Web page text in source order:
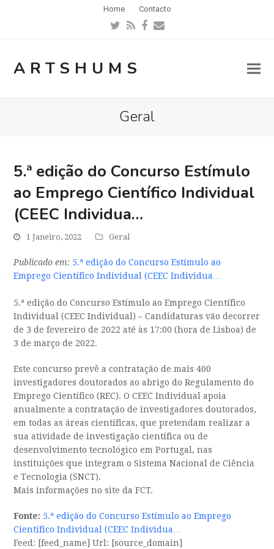
Home Contacto
Twitter
RSSFacebook
Email
ARTSHUMS
Geral
5.ª edição do Concurso Estímulo
ao Emprego Científico Individual
(CEEC Individua…
1 Janeiro, 2022 Geral
Publicado em: 5.ª edição do Concurso Estímulo ao
Emprego Científico Individual (CEEC Individua…
5.ª edição do Concurso Estímulo ao Emprego Científico
Individual (CEEC Individual) – Candidaturas vão decorrer
de 3 de fevereiro de 2022 até às 17:00 (hora de Lisboa) de
3 de março de 2022.
Este concurso prevê a contratação de mais 400
investigadores doutorados ao abrigo do Regulamento do
Emprego Científico (REC). O CEEC Individual apoia
anualmente a contratação de investigadores doutorados,
em todas as áreas científicas, que pretendam realizar a
sua atividade de investigação científica ou de
desenvolvimento tecnológico em Portugal, nas
instituições que integram o Sistema Nacional de Ciência
e Tecnologia (SNCT).
Mais informações no site da FCT.
Fonte: 5.ª edição do Concurso Estímulo ao Emprego
Científico Individual (CEEC Individua…
Feed: [feed_name] Url: [source_domain]